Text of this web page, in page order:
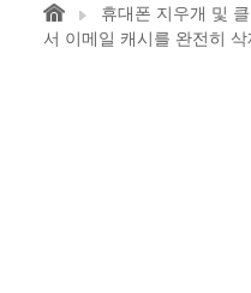
휴대폰 지우개 및
서 이메일 캐시를 완전히